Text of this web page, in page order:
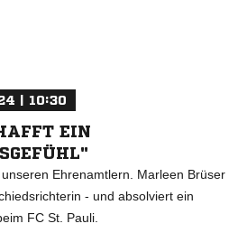
| 10:30
EIN
Ehrenamtlern. Marleen Brüser
- und absolviert ein
FC St. Pauli.